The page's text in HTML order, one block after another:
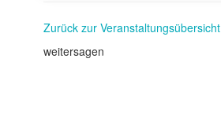
Zurück zur Veranstaltungsübersicht
weitersagen